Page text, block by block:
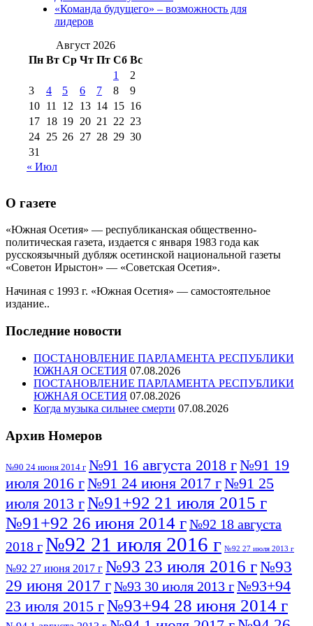
августа 2012 г(14) №98+99 11 июля
2017 г(9)
2016 г(12) №99 8 июля 2014 г
августа 2012 г(11)
августа 2013 г
(12)
«Команда будущего» – возможность для
лидеров
Август 2026
Пн Вт Ср Чт Пт Сб Вс
1
2
3
4 5 6 7 8
9
10 11 12 13 14 15 16
17 18 19 20 21 22 23
24 25 26 27 28 29 30
31
« Июл
О газете
«Южная Осетия» — республиканская общественно-
политическая газета, издается с января 1983 года как
русскоязычный дубляж осетинской национальной газеты
«Советон Ирыстон» — «Советская Осетия».
Начиная с 1993 г. «Южная Осетия» — самостоятельное
издание..
Последние новости
ПОСТАНОВЛЕНИЕ ПАРЛАМЕНТА РЕСПУБЛИКИ
ЮЖНАЯ ОСЕТИЯ 07.08.2026
ПОСТАНОВЛЕНИЕ ПАРЛАМЕНТА РЕСПУБЛИКИ
ЮЖНАЯ ОСЕТИЯ 07.08.2026
Когда музыка сильнее смерти 07.08.2026
Архив Номеров
№90 24 июня 2014 г №91 16 августа 2018 г№91 19
июля 2016 г№91 24 июня 2017 г№91 25
июля 2013 г№91+92 21 июля 2015 г
№91+92 26 июня 2014 г№92 18 августа
2018 г№92 21 июля 2016 г №92 27 июля 2013 г
№92 27 июня 2017 г №93 23 июля 2016 г№93
29 июня 2017 г№93 30 июля 2013 г№93+94
23 июля 2015 г№93+94 28 июня 2014 г